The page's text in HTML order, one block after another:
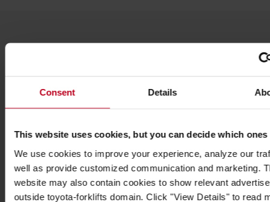
Consent Details
This website uses cookies, but you can decide which ones
We use cookies to improve your experience, analyze our
well as provide customized communication and marketing.
website may also contain cookies to show relevant
outside toyota-forklifts domain. Click "View Details" to read